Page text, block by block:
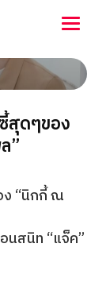
สุดๆของ
”
ง “นิกกี้ ณ
นสนิท “แจ็ค”